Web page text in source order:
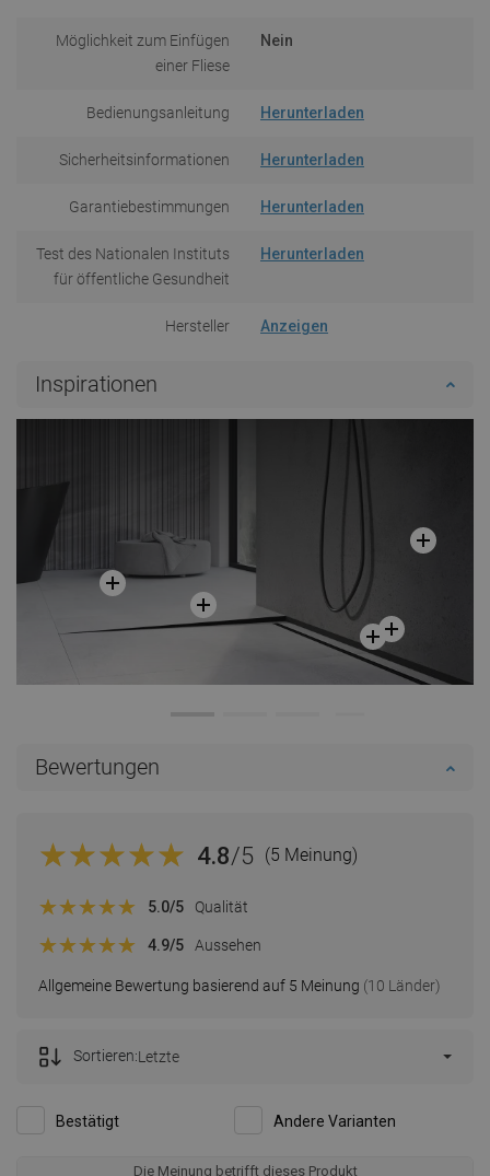
Möglichkeit zum Einfügen
einer Fliese
Nein
Bedienungsanleitung Herunterladen
Sicherheitsinformationen Herunterladen
Garantiebestimmungen Herunterladen
Test des Nationalen Instituts
für öffentliche Gesundheit
Herunterladen
Hersteller Anzeigen
Inspirationen
Bewertungen
4.8/5 (5 Meinung)
Allgemeine Bewertung basierend auf 5 Meinung (10 Länder)
5.0/5 Qualität
4.9/5 Aussehen
Bestätigt Andere Varianten
Sortieren:Letzte
Die Meinung betrifft dieses Produkt